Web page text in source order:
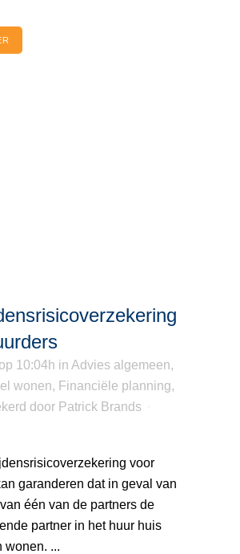
10:04h in Advies algemeen,
wonen, Financiële planning,
door Patrick Brands
voor
garanderen dat in geval van
één van de partners de
partner in het huur huis
wonen. ...